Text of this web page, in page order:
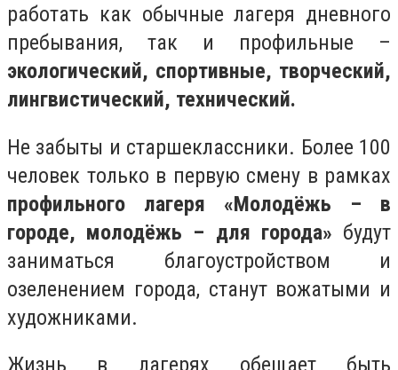
работать как обычные лагеря дневного
пребывания, так и профильные –
экологический, спортивные, творческий,
лингвистический, технический.
Не забыты и старшеклассники. Более 100
человек только в первую смену в рамках
профильного лагеря «Молодёжь – в
городе, молодёжь – для города» будут
заниматься благоустройством и
озеленением города, станут вожатыми и
художниками.
Жизнь в лагерях обещает быть